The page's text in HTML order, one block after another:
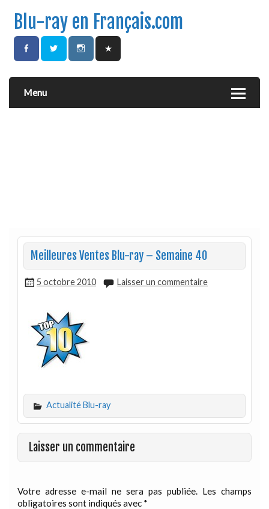
Blu-ray en Français.com
Menu
Meilleures Ventes Blu-ray – Semaine 40
5 octobre 2010 Laisser un commentaire
Actualité Blu-ray
Laisser un commentaire
Votre adresse e-mail ne sera pas publiée.
Les champs
obligatoires sont indiqués avec *